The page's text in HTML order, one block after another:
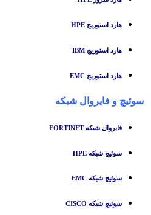
هارد استوریج HPE
هارد استوریج IBM
هارد استوریج EMC
سوئیچ و فایروال شبکه
فایروال شبکه FORTINET
سوئیچ شبکه HPE
سوئیچ شبکه EMC
سوئیچ شبکه CISCO